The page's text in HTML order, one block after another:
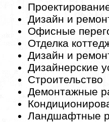
Дизайн и
Офисные
Отделка
Дизайн и
Дизайнерские
Строительство
Демонтажные
Ландшафтные